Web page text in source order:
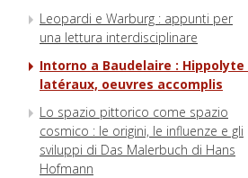
Leopardi e Warburg : appunti per
una lettura interdisciplinare
Intorno a Baudelaire : Hippolyte
latéraux, oeuvres accomplis
Lo spazio pittorico come spazio
cosmico : le origini, le influenze e gli
sviluppi di Das Malerbuch di Hans
Hofmann